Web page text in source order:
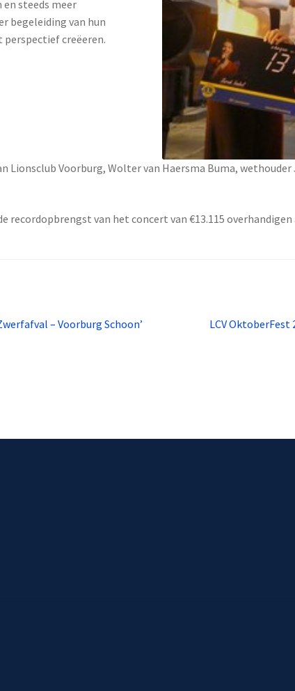
steeds meer
begeleiding van hun
creëeren.
Lionsclub Voorburg, Wolter van Haersma Buma,
recordopbrengst van het concert van €13.115
– Voorburg Schoon’
Volgend
LCV